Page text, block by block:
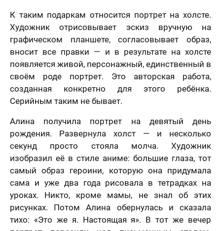
К таким подаркам относится портрет на холсте.
Художник отрисовывает эскиз вручную на
графическом планшете, согласовывает образ,
вносит все правки — и в результате на холсте
появляется живой, персонажный, единственный в
своём роде портрет. Это авторская работа,
созданная конкретно для этого ребёнка.
Серийным таким не бывает.
Алина получила портрет на девятый день
рождения. Развернула холст — и несколько
секунд просто стояла молча. Художник
изобразил её в стиле аниме: большие глаза, тот
самый образ героини, которую она придумала
сама и уже два года рисовала в тетрадках на
уроках. Никто, кроме мамы, не знал об этих
рисунках. Потом Алина обернулась и сказала
тихо: «Это же я. Настоящая я». В тот же вечер
Вашего портрета
Ваше имя
5 шагов
К какому поводу выбираете
картину?
Ответьте на вопросы и узнайте стоимость
вашего портрета
Как
скоро
Вам
нужен
подарок?
Ответьте
на
вопросы
узнайте
стоимость
вашего
портрета
шаг!
контакты,
цену и
Вам в
15 минут.
на
отзыв
Ваша оценка
Ваш Отзыв*